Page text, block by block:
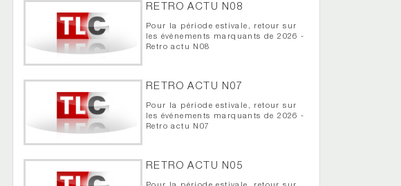
RETRO ACTU N08
Pour la période estivale, retour sur
les événements marquants de 2026 -
Retro actu N08
RETRO ACTU N07
Pour la période estivale, retour sur
les événements marquants de 2026 -
Retro actu N07
RETRO ACTU N05